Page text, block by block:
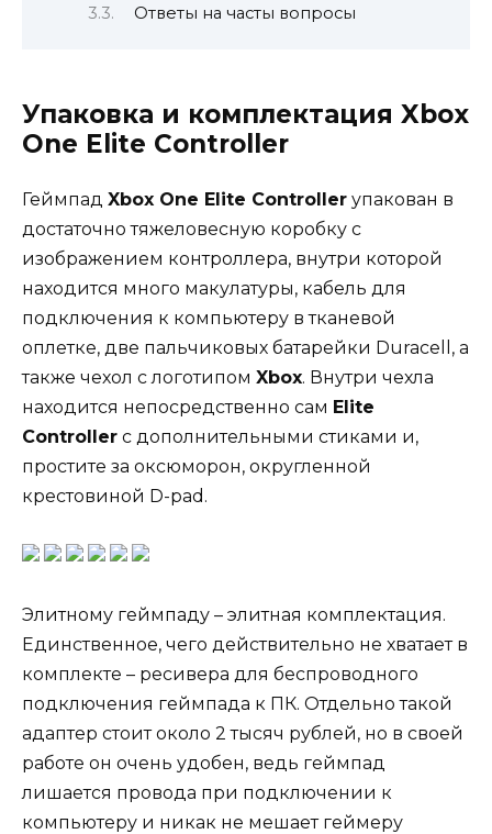
Ответы на часты вопросы
Упаковка и комплектация Xbox
One Elite Controller
Геймпад Xbox One Elite Controller упакован в
достаточно тяжеловесную коробку с
изображением контроллера, внутри которой
находится много макулатуры, кабель для
подключения к компьютеру в тканевой
оплетке, две пальчиковых батарейки Duracell, а
также чехол с логотипом Xbox. Внутри чехла
находится непосредственно сам Elite
Controller с дополнительными стиками и,
простите за оксюморон, округленной
крестовиной D-pad.
Элитному геймпаду – элитная комплектация.
Единственное, чего действительно не хватает в
комплекте – ресивера для беспроводного
подключения геймпада к ПК. Отдельно такой
адаптер стоит около 2 тысяч рублей, но в своей
работе он очень удобен, ведь геймпад
лишается провода при подключении к
компьютеру и никак не мешает геймеру